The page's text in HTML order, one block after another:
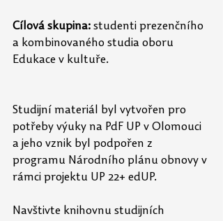
Cílová skupina: studenti prezenčního
a kombinovaného studia oboru
Edukace v kultuře.
Studijní materiál byl vytvořen pro
potřeby výuky na PdF UP v Olomouci
a jeho vznik byl podpořen z
programu Národního plánu obnovy v
rámci projektu UP 22+ edUP.
Navštivte knihovnu studijních